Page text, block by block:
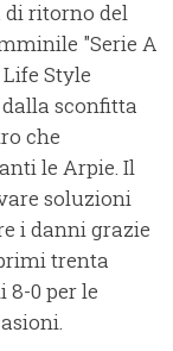
di ritorno del
"Serie A
Style
sconfitta
che
le Arpie. Il
soluzioni
i danni grazie
trenta
0 per le